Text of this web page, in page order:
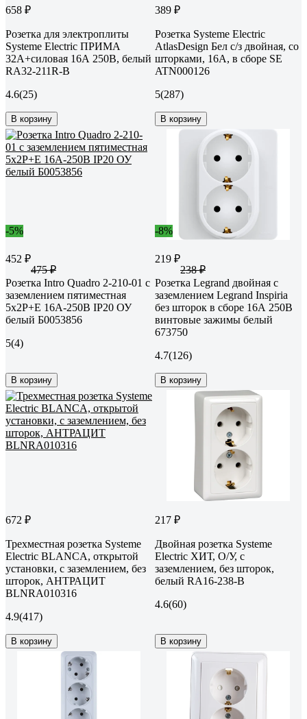
658 ₽
Розетка для электроплиты
Systeme Electric ПРИМА
32А+силовая 16А 250В, белый
RA32-211R-B
4.6(25)
В корзину
389 ₽
Розетка Systeme Electric
AtlasDesign Бел с/з двойная, со
шторками, 16А, в сборе SE
ATN000126
5(287)
В корзину
-5%
452 ₽
475 ₽
Розетка Intro Quadro 2-210-01 с
заземлением пятиместная
5х2P+E 16А-250В IP20 ОУ
белый Б0053856
5(4)
В корзину
-8%
219 ₽
238 ₽
Розетка Legrand двойная с
заземлением Legrand Inspiria
без шторок в сборе 16А 250В
винтовые зажимы белый
673750
4.7(126)
В корзину
672 ₽
Трехместная розетка Systeme
Electric BLANCA, открытой
установки, с заземлением, без
шторок, АНТРАЦИТ
BLNRA010316
4.9(417)
В корзину
217 ₽
Двойная розетка Systeme
Electric ХИТ, О/У, с
заземлением, без шторок,
белый RA16-238-B
4.6(60)
В корзину